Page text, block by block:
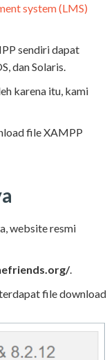
system (LMS)
sendiri dapat
dan Solaris.
karena itu, kami
file XAMPP
website resmi
.
file download